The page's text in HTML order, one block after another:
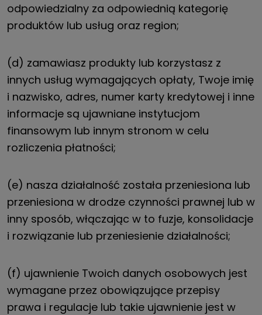
odpowiedzialny za odpowiednią kategorię
produktów lub usług oraz region;
(d) zamawiasz produkty lub korzystasz z
innych usług wymagających opłaty, Twoje imię
i nazwisko, adres, numer karty kredytowej i inne
informacje są ujawniane instytucjom
finansowym lub innym stronom w celu
rozliczenia płatności;
(e) nasza działalność została przeniesiona lub
przeniesiona w drodze czynności prawnej lub w
inny sposób, włączając w to fuzje, konsolidacje
i rozwiązanie lub przeniesienie działalności;
(f) ujawnienie Twoich danych osobowych jest
wymagane przez obowiązujące przepisy
prawa i regulacje lub takie ujawnienie jest w